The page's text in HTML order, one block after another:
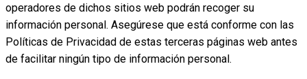
operadores de dichos sitios web podrán recoger su
información personal. Asegúrese que está conforme con las
Políticas de Privacidad de estas terceras páginas web antes
de facilitar ningún tipo de información personal.